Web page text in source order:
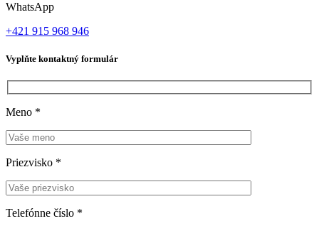
WhatsApp
+421 915 968 946
Vyplňte kontaktný formulár
Meno *
Priezvisko *
Telefónne číslo *